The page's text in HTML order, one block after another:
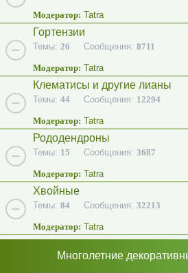
Модератор: Tatra
Гортензии
Темы: 26 Сообщения: 8711
Модератор: Tatra
Клематисы и другие лианы
Темы: 44 Сообщения: 12294
Модератор: Tatra
Рододендроны
Темы: 15 Сообщения: 3687
Модератор: Tatra
Хвойные
Темы: 84 Сообщения: 32213
Модератор: Tatra
Многолетние